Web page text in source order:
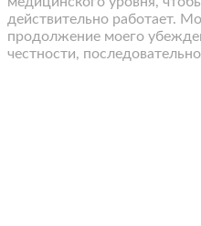
действительно работает.
продолжение моего
честности,